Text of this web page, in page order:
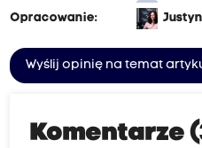
Opracowanie:
Wyślij opinię na temat
Komentarze